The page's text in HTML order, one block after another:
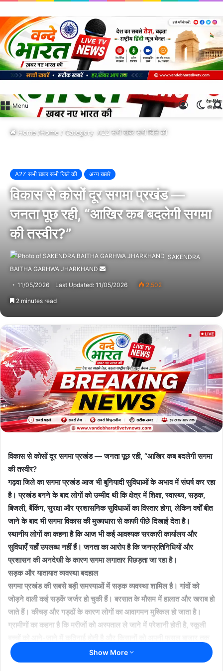
Menu
Log
Home /Home / Category A2Z सभी खबर सभी जिले की
A2Z सभी खबर सभी जिले की अन्य खबरे
विकास से कोसों दूर सगमा प्रखंड —
जनता पूछ रही, “आखिर कब बदलेगी सगमा
की तस्वीर?”
SAKENDRA
BAITHA GARHWA JHARKHAND
11/05/2026 Last Updated: 11/05/2026 2,502
2 minutes read
विकास से कोसों दूर सगमा प्रखंड — जनता पूछ रही, “आखिर कब बदलेगी सगमा
की तस्वीर?
गढ़वा जिले का सगमा प्रखंड आज भी बुनियादी सुविधाओं के अभाव में संघर्ष कर रहा
है। प्रखंड बनने के बाद लोगों को उम्मीद थी कि क्षेत्र में शिक्षा, स्वास्थ्य, सड़क,
बिजली, बैंकिंग, सुरक्षा और प्रशासनिक सुविधाओं का विस्तार होगा, लेकिन वर्षों बीत
जाने के बाद भी सगमा विकास की मुख्यधारा से काफी पीछे दिखाई देता है।
स्थानीय लोगों का कहना है कि आज भी कई आवश्यक सरकारी कार्यालय और
सुविधाएँ यहाँ उपलब्ध नहीं हैं। जनता का आरोप है कि जनप्रतिनिधियों और
प्रशासन की अनदेखी के कारण सगमा लगातार पिछड़ता जा रहा है।
सड़क और यातायात व्यवस्था बदहाल
सगमा प्रखंड की सबसे बड़ी समस्याओं में सड़क व्यवस्था शामिल है। गांवों को
जोड़ने वाली कई सड़कें जर्जर हो चुकी हैं। बरसात के मौसम में हालात और खराब हो
जाते हैं। कीचड़ और गड्ढों के कारण लोगों का आवागमन मुश्किल हो जाता है।
ग्रामीणों का कहना है कि मरीजों को अस्पताल ले जाने में परेशानी होती है, स्कूली
पहुंचाने में भारी दिक्कतों का सामना करना पड़ता है।
बिजली व्यवस्था पर भी सवाल
Show More